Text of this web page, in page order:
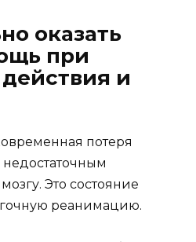
оказать
при
и
потеря
Это состояние
реанимацию.